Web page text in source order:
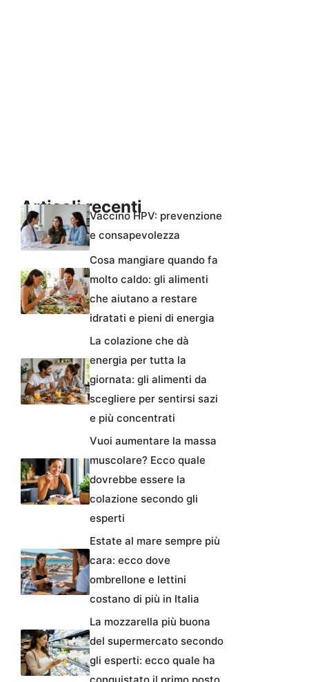
Articoli recentiVaccino HPV: prevenzione
e consapevolezza
Cosa mangiare quando fa
molto caldo: gli alimenti
che aiutano a restare
idratati e pieni di energia
La colazione che dà
energia per tutta la
giornata: gli alimenti da
scegliere per sentirsi sazi
e più concentrati
Vuoi aumentare la massa
muscolare? Ecco quale
dovrebbe essere la
colazione secondo gli
esperti
Estate al mare sempre più
cara: ecco dove
ombrellone e lettini
costano di più in Italia
La mozzarella più buona
del supermercato secondo
gli esperti: ecco quale ha